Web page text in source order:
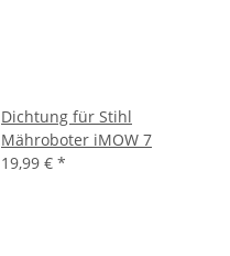
Dichtung für Stihl
Mähroboter iMOW 7
19,99 € *